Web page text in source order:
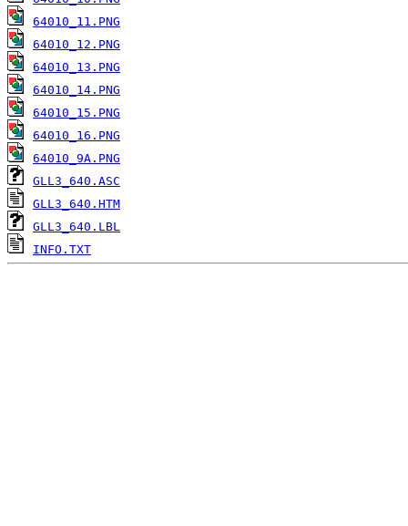
64010_11.PNG
64010_12.PNG
64010_13.PNG
64010_14.PNG
64010_15.PNG
64010_16.PNG
64010_9A.PNG
GLL3_640.ASC
GLL3_640.HTM
GLL3_640.LBL
INFO.TXT